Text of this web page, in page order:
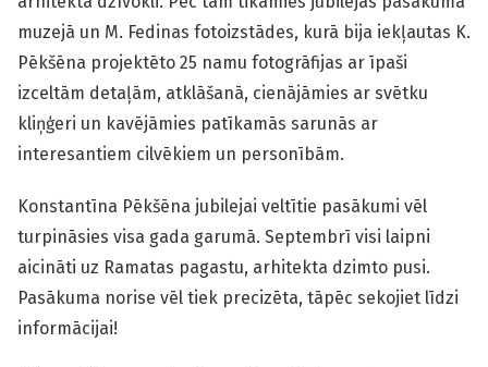
muzejā un M. Fedinas fotoizstādes, kurā bija iekļautas K.
Pēkšēna projektēto 25 namu fotogrāfijas ar īpaši
izceltām detaļām, atklāšanā, cienājāmies ar svētku
kliņģeri un kavējāmies patīkamās sarunās ar
interesantiem cilvēkiem un personībām.
Konstantīna Pēkšēna jubilejai veltītie pasākumi vēl
turpināsies visa gada garumā. Septembrī visi laipni
aicināti uz Ramatas pagastu, arhitekta dzimto pusi.
Pasākuma norise vēl tiek precizēta, tāpēc sekojiet līdzi
informācijai!